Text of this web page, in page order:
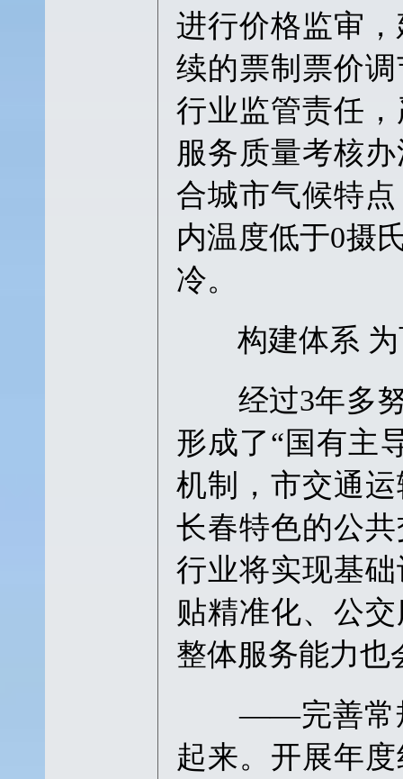
进行价格监审
续的票制票价
行业监管责任
服务质量考核
合城市气候特
内温度低于0摄
冷。
构建体系 为
经过3年多努
形成了“国有主
机制，市交通
长春特色的公
行业将实现基
贴精准化、公
整体服务能力也
——完善常规
起来。开展年